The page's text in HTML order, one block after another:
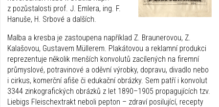
z pozůstalosti prof. J. Emlera, ing. F.
Hanuše, H. Srbové a dalších.
Malba a kresba je zastoupena například Z. Braunerovou, Z.
Kalašovou, Gustavem Müllerem. Plakátovou a reklamní produkci
reprezentuje několik menších konvolutů zacílených na firemní
průmyslové, potravinové a oděvní výrobky, dopravu, divadlo nebo
i cirkus, komerční afiše či edukační obrázky. Sem patří i konvolut
3344 zinkografických obrázků z let 1890–1905 propagujících tzv.
Liebigs Fleischextrakt neboli pepton – zdraví posilující, recepty